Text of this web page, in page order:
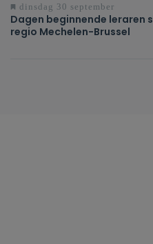
dinsdag 30 september
Dagen beginnende leraren
regio Mechelen-Brussel